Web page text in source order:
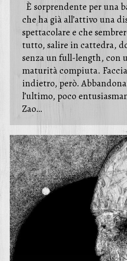
È sorprendente per una
che ha già all’attivo una
spettacolare e che
tutto, salire in cattedra,
senza un full-length, con
maturità compiuta.
indietro, però.
l’ultimo, poco
Zao…